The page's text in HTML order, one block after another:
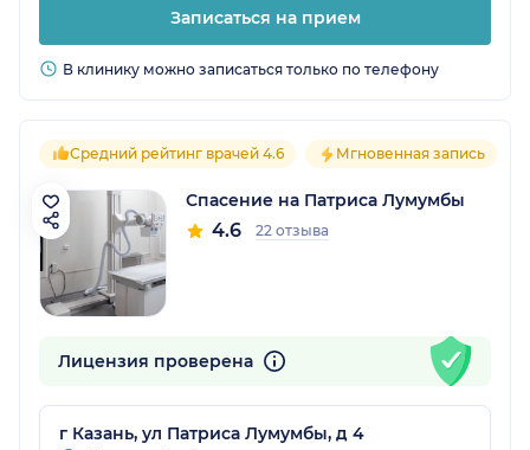
Записаться на прием
В клинику можно записаться только по телефону
Средний рейтинг врачей 4.6 Мгновенная запись
Спасение на Патриса Лумумбы
4.6 22 отзыва
Лицензия проверена
г Казань, ул Патриса Лумумбы, д 4